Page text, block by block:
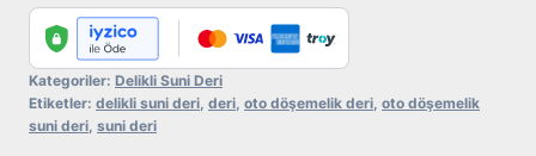
Derin
230-
D
Koyu
Kategoriler: Delikli Suni Deri
Etiketler: delikli suni deri, deri, oto döşemelik deri, oto döşemelik
suni deri, suni deri